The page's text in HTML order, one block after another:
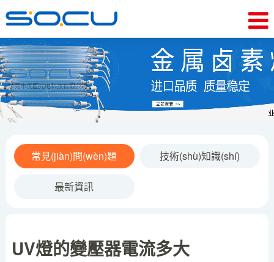
常見(jiàn)問(wèn)題 技術(shù)知識(shí)
最新資訊
UV燈的變壓器電流多大